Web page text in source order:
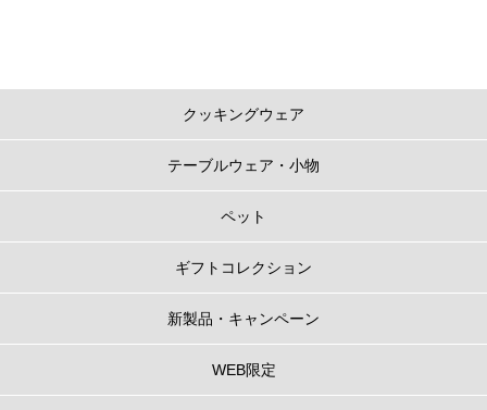
クッキングウェア
テーブルウェア・小物
ペット
ギフトコレクション
新製品・キャンペーン
WEB限定